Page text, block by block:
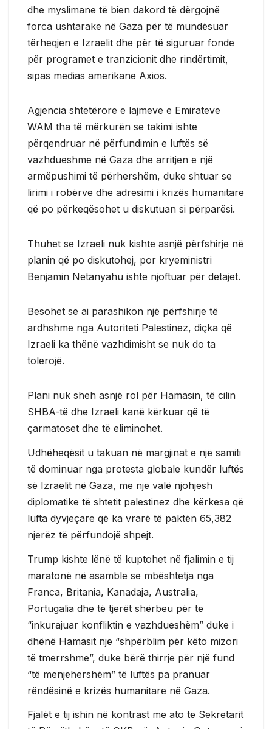
dhe myslimane të bien dakord të dërgojnë
forca ushtarake në Gaza për të mundësuar
tërheqjen e Izraelit dhe për të siguruar fonde
për programet e tranzicionit dhe rindërtimit,
sipas medias amerikane Axios.
Agjencia shtetërore e lajmeve e Emirateve
WAM tha të mërkurën se takimi ishte
përqendruar në përfundimin e luftës së
vazhdueshme në Gaza dhe arritjen e një
armëpushimi të përhershëm, duke shtuar se
lirimi i robërve dhe adresimi i krizës humanitare
që po përkeqësohet u diskutuan si përparësi.
Thuhet se Izraeli nuk kishte asnjë përfshirje në
planin që po diskutohej, por kryeministri
Benjamin Netanyahu ishte njoftuar për detajet.
Besohet se ai parashikon një përfshirje të
ardhshme nga Autoriteti Palestinez, diçka që
Izraeli ka thënë vazhdimisht se nuk do ta
tolerojë.
Plani nuk sheh asnjë rol për Hamasin, të cilin
SHBA-të dhe Izraeli kanë kërkuar që të
çarmatoset dhe të eliminohet.
Udhëheqësit u takuan në margjinat e një samiti
të dominuar nga protesta globale kundër luftës
së Izraelit në Gaza, me një valë njohjesh
diplomatike të shtetit palestinez dhe kërkesa që
lufta dyvjeçare që ka vrarë të paktën 65,382
njerëz të përfundojë shpejt.
Trump kishte lënë të kuptohet në fjalimin e tij
maratonë në asamble se mbështetja nga
Franca, Britania, Kanadaja, Australia,
Portugalia dhe të tjerët shërbeu për të
“inkurajuar konfliktin e vazhdueshëm” duke i
dhënë Hamasit një “shpërblim për këto mizori
të tmerrshme”, duke bërë thirrje për një fund
“të menjëhershëm” të luftës pa pranuar
rëndësinë e krizës humanitare në Gaza.
Fjalët e tij ishin në kontrast me ato të Sekretarit